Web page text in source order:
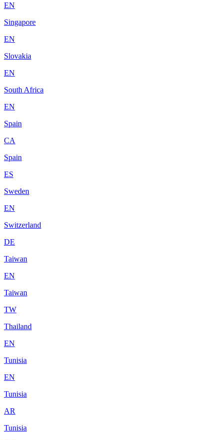
EN
Singapore
EN
Slovakia
EN
South Africa
EN
Spain
CA
Spain
ES
Sweden
EN
Switzerland
DE
Taiwan
EN
Taiwan
TW
Thailand
EN
Tunisia
EN
Tunisia
AR
Tunisia